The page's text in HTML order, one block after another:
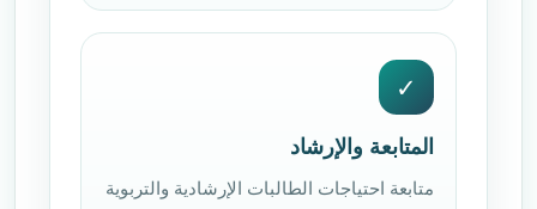
✓
المتابعة والإرشاد
متابعة احتياجات الطالبات الإرشادية والتربوية